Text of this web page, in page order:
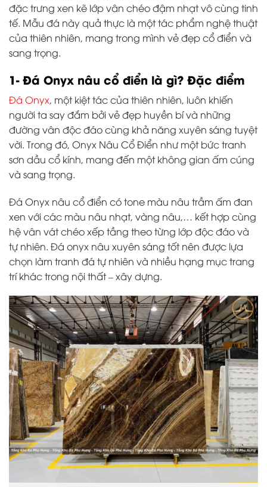
đặc trưng xen kẽ lớp vân chéo đậm nhạt vô cùng tinh
tế. Mẫu đá này quả thực là một tác phẩm nghệ thuật
của thiên nhiên, mang trong mình vẻ đẹp cổ điển và
sang trọng.
1- Đá Onyx nâu cổ điển là gì? Đặc điểm
Đá Onyx, một kiệt tác của thiên nhiên, luôn khiến
người ta say đắm bởi vẻ đẹp huyền bí và những
đường vân độc đáo cùng khả năng xuyên sáng tuyệt
vời. Trong đó, Onyx Nâu Cổ Điển như một bức tranh
sơn dầu cổ kính, mang đến một không gian ấm cúng
và sang trọng.
Đá Onyx nâu cổ điển có tone màu nâu trầm ấm đan
xen với các màu nâu nhạt, vàng nâu,… kết hợp cùng
hệ vân vát chéo xếp tầng theo từng lớp độc đáo và
tự nhiên. Đá onyx nâu xuyên sáng tốt nên được lựa
chọn làm tranh đá tự nhiên và nhiều hạng mục trang
trí khác trong nội thất – xây dựng.